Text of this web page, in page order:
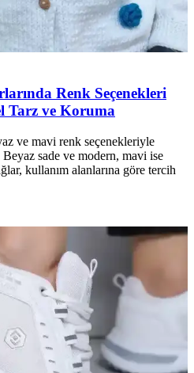
Renk Seçenekleri
Tarz ve Koruma
ve mavi renk seçenekleriyle
sade ve modern, mavi ise
kullanım alanlarına göre tercih